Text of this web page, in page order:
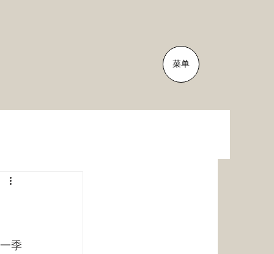
菜单
季